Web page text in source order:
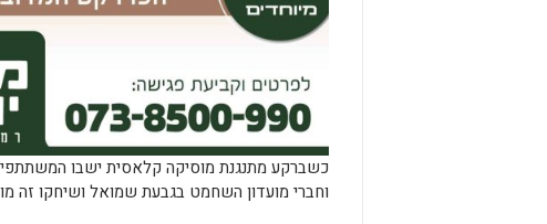
כשברקע מתנגנת מוסיקה קלאסית ישבו
וחברי מועדון השחמט בגבעת שמואל ושיחקו זה